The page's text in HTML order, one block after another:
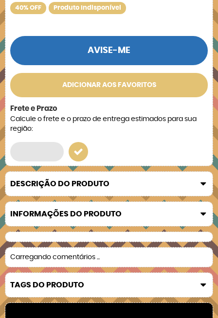
40% OFF Produto Indisponível
AVISE-ME
ADICIONAR AOS FAVORITOS
Frete e Prazo
Calcule o frete e o prazo de entrega estimados para sua
região:
DESCRIÇÃO DO PRODUTO
INFORMAÇÕES DO PRODUTO
Carregando comentários ...
TAGS DO PRODUTO